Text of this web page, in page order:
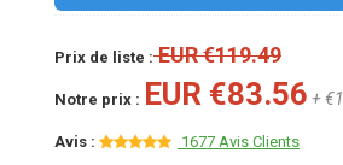
Prix de liste :EUR €119.49
Notre prix : EUR €83.56 +
Avis : 1677 Avis Clients